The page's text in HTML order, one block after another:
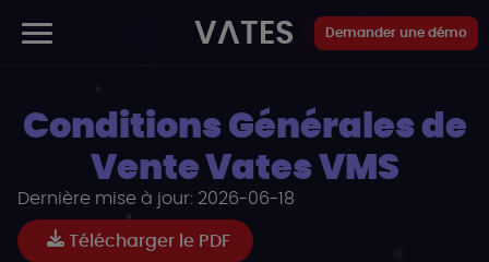
VATES Demander une démo
Conditions Générales de
Vente Vates VMS
Dernière mise à jour: 2026-06-18
Télécharger le PDF